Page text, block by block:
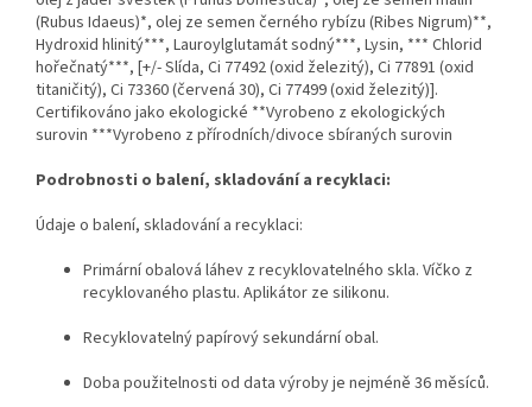
(Rubus Idaeus)*, olej ze semen černého rybízu (Ribes Nigrum)**,
Hydroxid hlinitý***, Lauroylglutamát sodný***, Lysin, *** Chlorid
hořečnatý***, [+/- Slída, Ci 77492 (oxid železitý), Ci 77891 (oxid
titaničitý), Ci 73360 (červená 30), Ci 77499 (oxid železitý)].
Certifikováno jako ekologické **Vyrobeno z ekologických
surovin ***Vyrobeno z přírodních/divoce sbíraných surovin
Podrobnosti o balení, skladování a recyklaci:
Údaje o balení, skladování a recyklaci:
Primární obalová láhev z recyklovatelného skla. Víčko z
recyklovaného plastu. Aplikátor ze silikonu.
Recyklovatelný papírový sekundární obal.
Doba použitelnosti od data výroby je nejméně 36 měsíců.